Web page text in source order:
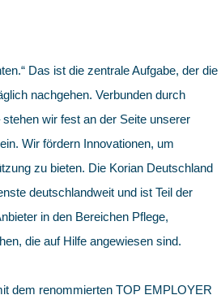
Das ist die zentrale Aufgabe, der die
nachgehen. Verbunden durch
wir fest an der Seite unserer
Wir fördern Innovationen, um
zu bieten. Die Korian Deutschland
deutschlandweit und ist Teil der
in den Bereichen Pflege,
die auf Hilfe angewiesen sind.
dem renommierten TOP EMPLOYER